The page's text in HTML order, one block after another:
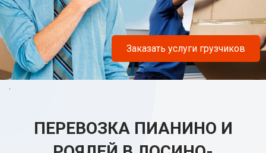
Заказать услуги грузчиков
.
ПЕРЕВОЗКА ПИАНИНО И